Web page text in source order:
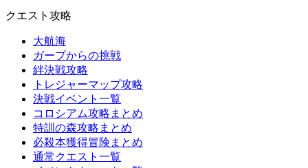
クエスト攻略
大航海
ガープからの挑戦
絆決戦攻略
トレジャーマップ攻略
決戦イベント一覧
コロシアム攻略まとめ
特訓の森攻略まとめ
必殺本獲得冒険まとめ
通常クエスト一覧